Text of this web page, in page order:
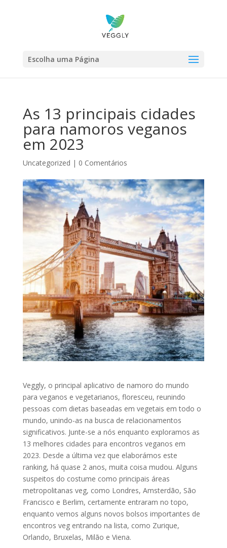
Escolha uma Página
As 13 principais cidades
para namoros veganos
em 2023
Uncategorized | 0 Comentários
Veggly, o principal aplicativo de namoro do mundo
para veganos e vegetarianos, floresceu, reunindo
pessoas com dietas baseadas em vegetais em todo o
mundo, unindo-as na busca de relacionamentos
significativos. Junte-se a nós enquanto exploramos as
13 melhores cidades para encontros veganos em
2023. Desde a última vez que elaborámos este
ranking, há quase 2 anos, muita coisa mudou. Alguns
suspeitos do costume como principais áreas
metropolitanas veg, como Londres, Amsterdão, São
Francisco e Berlim, certamente entraram no topo,
enquanto vemos alguns novos bolsos importantes de
encontros veg entrando na lista, como Zurique,
Orlando, Bruxelas, Milão e Viena.